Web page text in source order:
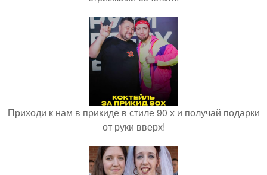
Приходи к нам в прикиде в стиле 90 х и получай подарки
от руки вверх!